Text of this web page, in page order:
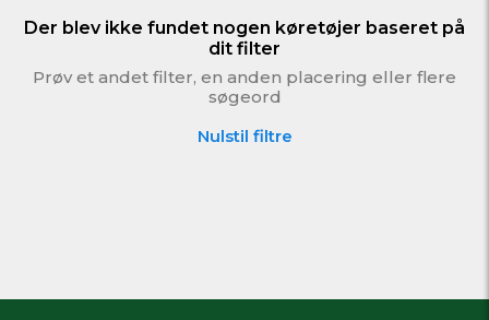
Der blev ikke fundet nogen køretøjer baseret på
dit filter
Prøv et andet filter, en anden placering eller flere
søgeord
Nulstil filtre